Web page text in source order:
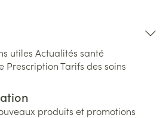
utiles Actualités santé
PrescriptionTarifs des soins
produits et promotions